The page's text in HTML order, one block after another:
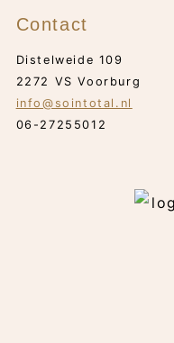
Contact
Distelweide 109
2272 VS Voorburg
info@sointotal.nl
06-27255012